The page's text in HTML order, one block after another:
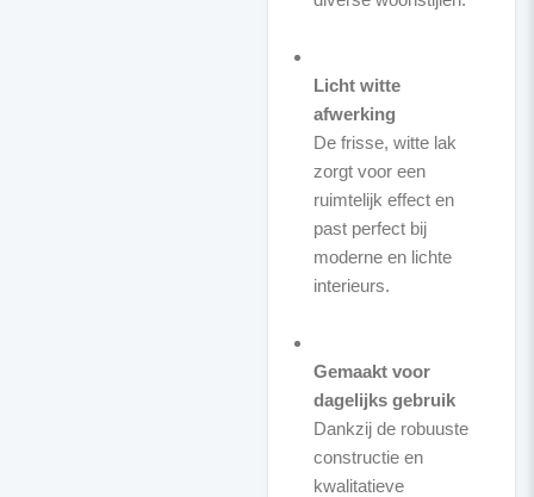
Licht witte
afwerking
De frisse, witte lak
zorgt voor een
ruimtelijk effect en
past perfect bij
moderne en lichte
interieurs.
Gemaakt voor
dagelijks gebruik
Dankzij de robuuste
constructie en
kwalitatieve